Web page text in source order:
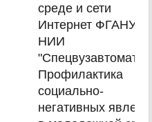
среде и сети
Интернет ФГАНУ
НИИ
Профилактика
социально-
негативных